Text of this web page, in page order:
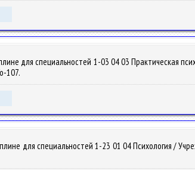
для специальностей 1-03 04 03 Практическая
107.
для специальностей 1-23 01 04 Психология /